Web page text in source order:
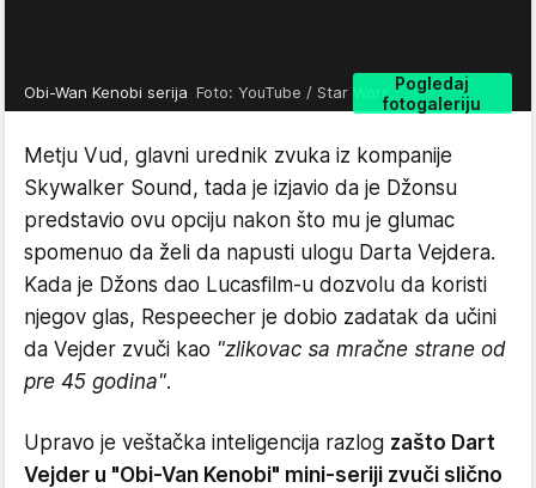
Pogledaj
fotogaleriju
Obi-Wan Kenobi serija Foto: YouTube / Star Wars
Metju Vud, glavni urednik zvuka iz kompanije
Skywalker Sound, tada je izjavio da je Džonsu
predstavio ovu opciju nakon što mu je glumac
spomenuo da želi da napusti ulogu Darta Vejdera.
Kada je Džons dao Lucasfilm-u dozvolu da koristi
njegov glas, Respeecher je dobio zadatak da učini
da Vejder zvuči kao "zlikovac sa mračne strane od
pre 45 godina".
Upravo je veštačka inteligencija razlog zašto Dart
Vejder u "Obi-Van Kenobi" mini-seriji zvuči slično